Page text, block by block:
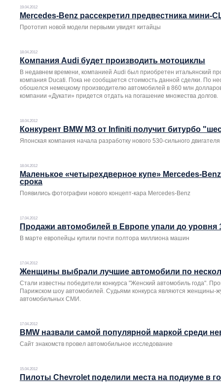
19.04.2012
Mercedes-Benz рассекретил предвестника мини-
Прототип новой модели первыми увидят китайцы
18.04.2012
Компания Audi будет производить мотоциклы
В недавнем времени, компанией Audi был приобретен итальянский
компания Ducati. Пока не сообщается стоимость данной сделки. По
обошелся немецкому производителю автомобилей в 860 млн
компании «Дукати» придется отдать на погашение множества долгов.
18.04.2012
Конкурент BMW M3 от Infiniti получит битурбо
Японская компания начала разработку нового 530-сильного двигателя
18.04.2012
Маленькое «четырехдверное купе» Mercedes-
срока
Появились фотографии нового концепт-кара Mercedes-Benz
17.04.2012
Продажи автомобилей в Европе упали до уровня
В марте европейцы купили почти полтора миллиона машин
17.04.2012
Женщины выбрали лучшие автомобили по
Стали известны победители конкурса "Женский автомобиль года".
Парижском шоу автомобилей. Судьями конкурса являются женщины-
автомобильных СМИ.
17.04.2012
BMW назвали самой популярной маркой среди
Сайт знакомств провел автомобильное исследование
15.04.2012
Пилоты Chevrolet поделили места на подиуме в